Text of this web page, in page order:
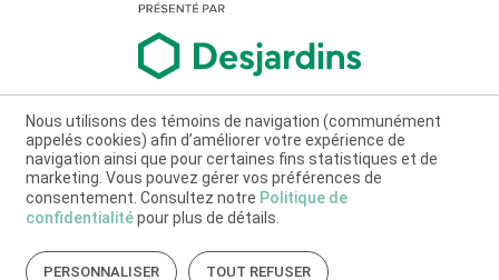
Nous utilisons des témoins de navigation (communément
appelés cookies) afin d’améliorer votre expérience de
navigation ainsi que pour certaines fins statistiques et de
marketing. Vous pouvez gérer vos préférences de
consentement. Consultez notre Politique de
confidentialitépour plus de détails.
PERSONNALISER TOUT REFUSER